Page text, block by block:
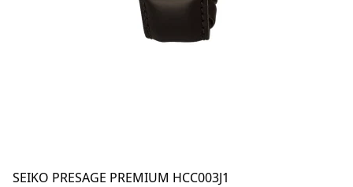
SEIKO PRESAGE PREMIUM HCC003J1